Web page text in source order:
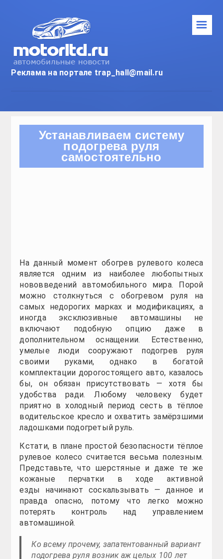
Реклама на портале
На данный момент обогрев рулевого колеса
столкнуться с обогревом руля на самых
даже в дополнительном оснащении.
дорогостоящего авто, казалось бы, он обязан
тёплое водительское кресло и охватить
Кстати, в плане простой безопасности тёплое
перчатки в ходе активной езды начинают
автомашиной.
Ко всему прочему, запатентованный вариант
Довольно замысловатой и необыкновенной
столетия, три японских конструктора всё же
поменялось, за исключением того, что
запрещается рулить с удобством, не примерзая
Содержание
Технический механизм
2Требуемые инструменты и материалы
3Детальная схема работы
Подсоединение подогрева и перспективы
5Установка подогрева руля (видео)